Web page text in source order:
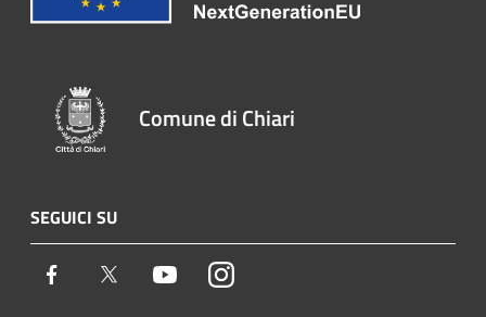
Comune di Chiari
SEGUICI SU
Facebook Twitter YoutubeInstagram